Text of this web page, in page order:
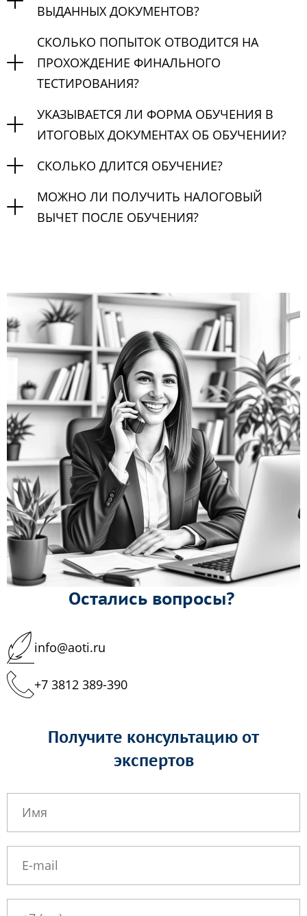
ВЫДАННЫХ ДОКУМЕНТОВ?
СКОЛЬКО ПОПЫТОК ОТВОДИТСЯ НА
ПРОХОЖДЕНИЕ ФИНАЛЬНОГО
ТЕСТИРОВАНИЯ?
УКАЗЫВАЕТСЯ ЛИ ФОРМА ОБУЧЕНИЯ В
ИТОГОВЫХ ДОКУМЕНТАХ ОБ ОБУЧЕНИИ?
СКОЛЬКО ДЛИТСЯ ОБУЧЕНИЕ?
МОЖНО ЛИ ПОЛУЧИТЬ НАЛОГОВЫЙ
ВЫЧЕТ ПОСЛЕ ОБУЧЕНИЯ?
Остались вопросы?
info@aoti.ru
+7 3812 389-390
Получите консультацию от
экспертов